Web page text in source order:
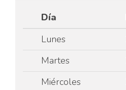
Día
Lunes
Martes
Miércoles